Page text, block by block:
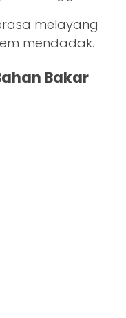
melayang
mendadak.
Bakar